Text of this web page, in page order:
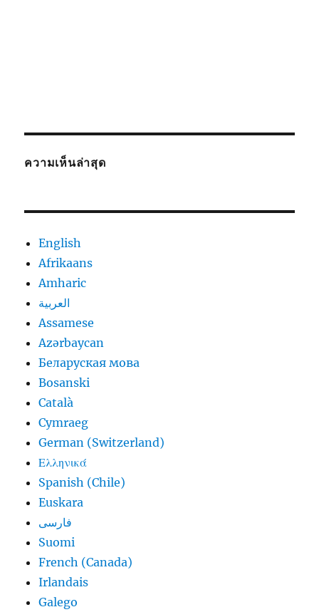
ความเห็นล่าสุด
English
Afrikaans
Amharic
العربية
Assamese
Azərbaycan
Беларуская мова
Bosanski
Català
Cymraeg
German (Switzerland)
Ελληνικά
Spanish (Chile)
Euskara
فارسی
Suomi
French (Canada)
Irlandais
Galego